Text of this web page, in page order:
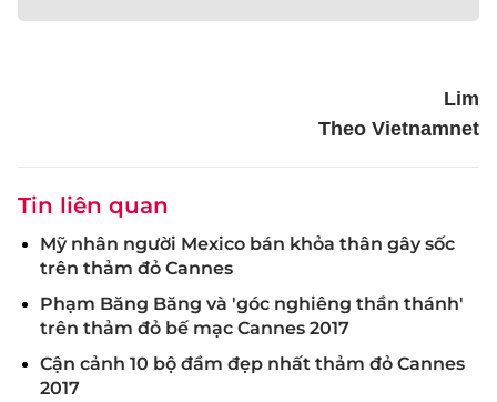
Lim
Theo Vietnamnet
Tin liên quan
Mỹ nhân người Mexico bán khỏa thân gây sốc
trên thảm đỏ Cannes
Phạm Băng Băng và 'góc nghiêng thần thánh'
trên thảm đỏ bế mạc Cannes 2017
Cận cảnh 10 bộ đầm đẹp nhất thảm đỏ Cannes
2017